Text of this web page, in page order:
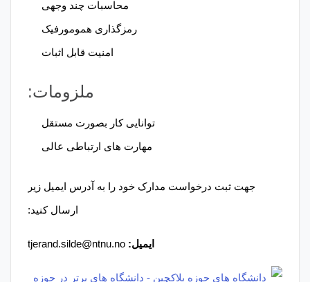
محاسبات چند وجهی
رمزگذاری همومورفیک
امنیت قابل اثبات
ملزومات:
توانایی کار بصورت مستقل
مهارت های ارتباطی عالی
جهت ثبت درخواست مدارک خود را به آدرس ایمیل زیر
ارسال کنید:
ایمیل: